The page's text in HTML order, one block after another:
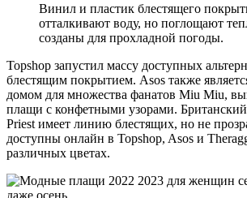
Винил и пластик блестящего
отталкивают воду, но поглощают
созданы для прохладной погоды.
Topshop запустил массу доступных
блестящим покрытием. Asos также
домом для множества фанатов Miu Miu,
плащи с конфетными узорами.
Priest имеет линию блестящих, но не
доступны онлайн в Topshop, Asos и
различных цветах.